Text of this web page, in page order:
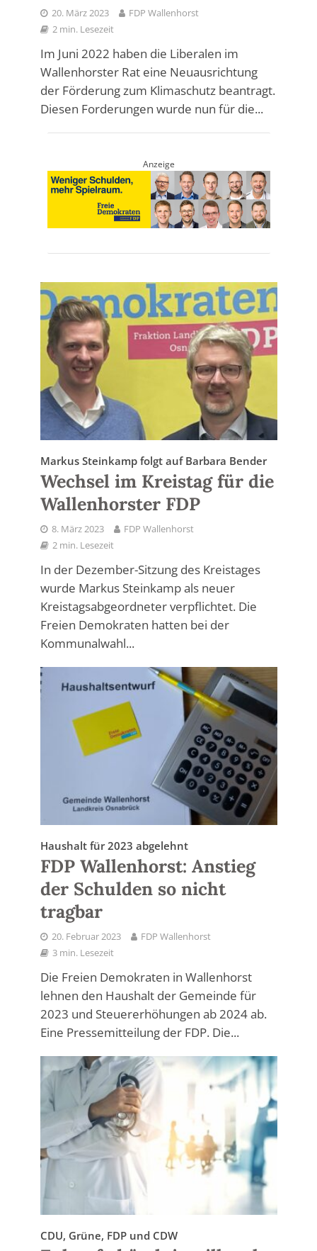
20. März 2023
FDP Wallenhorst
2 min. Lesezeit
Im Juni 2022 haben die Liberalen im
Wallenhorster Rat eine Neuausrichtung
der Förderung zum Klimaschutz beantragt.
Diesen Forderungen wurde nun für die...
Anzeige
Markus Steinkamp folgt auf Barbara Bender
Wechsel im Kreistag für die
Wallenhorster FDP
8. März 2023
FDP Wallenhorst
2 min. Lesezeit
In der Dezember-Sitzung des Kreistages
wurde Markus Steinkamp als neuer
Kreistagsabgeordneter verpflichtet. Die
Freien Demokraten hatten bei der
Kommunalwahl...
Haushalt für 2023 abgelehnt
FDP Wallenhorst: Anstieg
der Schulden so nicht
tragbar
20. Februar 2023
FDP Wallenhorst
3 min. Lesezeit
Die Freien Demokraten in Wallenhorst
lehnen den Haushalt der Gemeinde für
2023 und Steuererhöhungen ab 2024 ab.
Eine Pressemitteilung der FDP. Die...
CDU, Grüne, FDP und CDW